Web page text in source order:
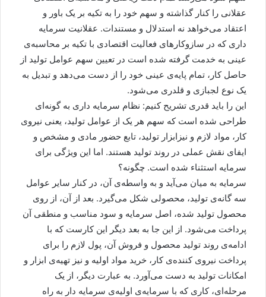
عقلانی را کنار گذاشته و سهم خود را به تکیه بر یک باور و
اعتقاد می‌خواهد نه استدلال و مستندات. عقلانیت سرمایه
داری که در سازوکارهای فعالیت اقتصادی با تکیه بر محاسبه‌ی
عینی به خدمت گرفته شده است در تعیین سهم عوامل تولید از
حاصل کار، تمام پایه‌ی عینی خود را از دست می‌دهد و تبدیل به
یک نوع لجبازی و قلدری می‌شود.
این را باید قدری تشریح کنیم: نظام سرمایه داری به گونه‌ای
طراحی شده است که سهم هر یک از عوامل تولید، یعنی نیروی
کار، مواد لازم و نیزابزار تولید، تابع حضور مادی و مشخص و
ایفای نقش عملی در روند تولید هستند. اما این ویژگی برای
سرمایه استثناء شده است. چگونه؟
سرمایه به میان می‌آید و به واسطه‌ی آن، در کنار سایر عوامل
سه گانه‌ی تولید، محصولی شکل می‌گیرد. بعد از آن، از روی
محصول تولید شده، اصل سرمایه و سود مناسب و منطقی آن
پرداخت می‌شود. از این جا به بعد دیگر این کارست که با
ادامه‌ی روند تولید محصول و فروش آن، پول لازم را برای
پرداخت نیروی کننده‌ی کار، خرید مواد اولیه و نیز تهیه‌ی ابزار و
امکانات تولید به دست می‌آورد. به عبارت دیگر، از یک
مرحله‌ای، کاری که با سرمایه‌ی اولیه‌ی سرمایه دار به راه